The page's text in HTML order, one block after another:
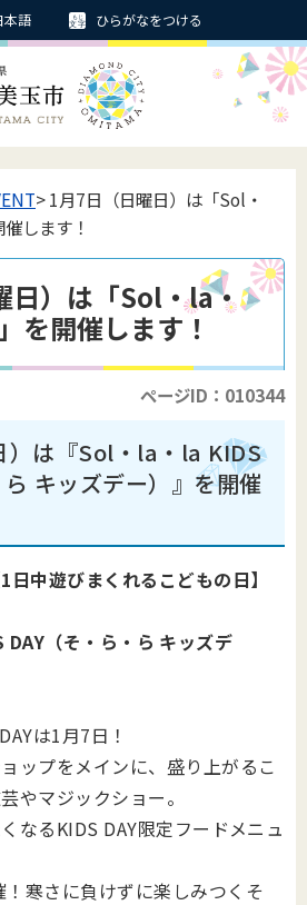
本語 ひらがなをつける
> 1月7日（日曜日）は「Sol・
します！
日）は「Sol・la・
を開催します！
ページID：010344
）は『Sol・la・la KIDS
キッズデー）』を開催
中遊びまくれるこどもの日】
（そ・ら・ら キッズデ
は1月7日！
ップをメインに、盛り上がるこ
やマジックショー。
なるKIDS DAY限定フードメニュ
寒さに負けずに楽しみつくそ